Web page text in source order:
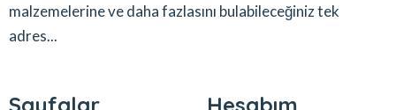
malzemelerine ve daha fazlasını bulabileceğiniz tek
adres...
Sayfalar Hesabım